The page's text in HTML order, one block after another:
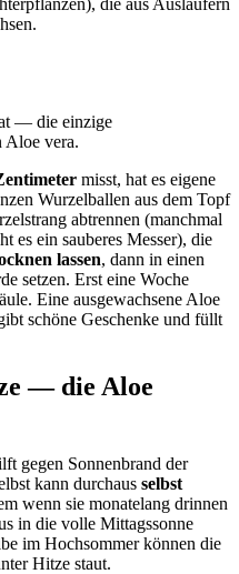
— die einzige
Aloe vera.
misst, hat es eigene
Wurzelballen aus dem Topf
abtrennen (manchmal
es ein sauberes Messer), die
lassen, dann in einen
setzen. Erst eine Woche
Eine ausgewachsene Aloe
schöne Geschenke und füllt
— die Aloe
gegen Sonnenbrand der
kann durchaus selbst
wenn sie monatelang drinnen
in die volle Mittagssonne
im Hochsommer können die
Hitze staut.